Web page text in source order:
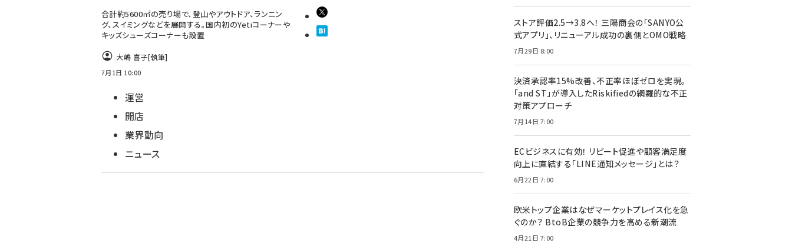
合計約5600㎡の売り場で、登山やアウトドア、ランニン
グ、スイミングなどを展開する。国内初のYetiコーナーや
キッズシューズコーナーも設置
大嶋 喜子[執筆]
7月1日 10:00
運営
開店
業界動向
ニュース
ストア評価2.5→3.8へ！ 三陽商会の「SANYO公
式アプリ」、リニューアル成功の裏側とOMO戦略
7月29日 8:00
決済承認率15%改善、不正率ほぼゼロを実現。
「and ST」が導入したRiskifiedの網羅的な不正
対策アプローチ
7月14日 7:00
ECビジネスに有効！ リピート促進や顧客満足度
向上に直結する「LINE通知メッセージ」とは？
6月22日 7:00
欧米トップ企業はなぜマーケットプレイス化を急
ぐのか？ BtoB企業の競争力を高める新潮流
4月21日 7:00